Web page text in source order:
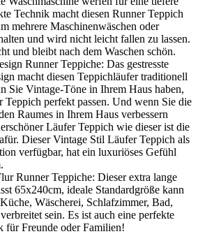
Technik macht diesen Runner Teppich
mehrere Maschinenwäschen oder
und wird nicht leicht fallen zu lassen.
und bleibt nach dem Waschen schön.
Runner Teppiche: Das gestresste
macht diesen Teppichläufer traditionell
Sie Vintage-Töne in Ihrem Haus haben,
Teppich perfekt passen. Und wenn Sie die
Raumes in Ihrem Haus verbessern
Läufer Teppich wie dieser ist die
Dieser Vintage Stil Läufer Teppich als
verfügbar, hat ein luxuriöses Gefühl
Runner Teppiche: Dieser extra lange
65x240cm, ideale Standardgröße kann
Wäscherei, Schlafzimmer, Bad,
sein. Es ist auch eine perfekte
für Freunde oder Familien!